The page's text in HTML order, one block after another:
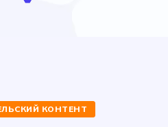
КОНТЕНТ